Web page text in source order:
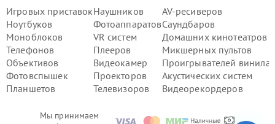
Мы принимаем
Игровых приставок
Ноутбуков
Моноблоков
Телефонов
Объективов
Фотовспышек
Планшетов
Наушников
Фотоаппаратов
VR систем
Плееров
Видеокамер
Проекторов
Телевизоров
AV-ресиверов
Саундбаров
Домашних кинотеатров
Микшерных пультов
Проигрывателей винила
Акустических систем
Видеорекордеров
в г.Самара
Замена термотрубок принтера Sony
в г.Пермь
Замена термотрубок принтера Sony
в г.Красноярск
Замена термотрубок принтера Sony
в г.Ижевск
Замена термотрубок принтера Sony
Челябинск
Замена термотрубок принтера Sony